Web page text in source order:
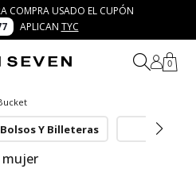
COMPRA USADO EL CUPÓN
APLICAN TYC
0
Bolsos Y Billeteras
mujer